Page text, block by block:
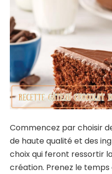
Commencez par choisir
de haute qualité et des
choix qui feront ressortir
création. Prenez le